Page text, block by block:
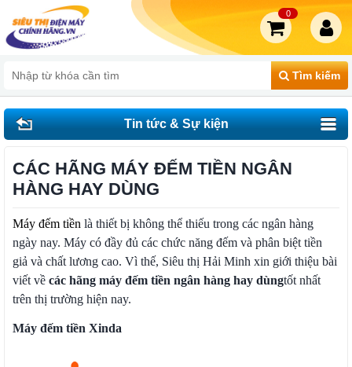
Tìm kiếm
0
Tin tức & Sự kiện
CÁC HÃNG MÁY ĐẾM TIỀN NGÂN
HÀNG HAY DÙNG
Máy đếm tiền là thiết bị không thể thiếu trong các ngân hàng
ngày nay. Máy có đầy đủ các chức năng đếm và phân biệt tiền
giả và chất lương cao. Vì thế, Siêu thị Hải Minh xin giới thiệu bài
viết về các hãng máy đếm tiền ngân hàng hay dùngtốt nhất
trên thị trường hiện nay.
Máy đếm tiền Xinda